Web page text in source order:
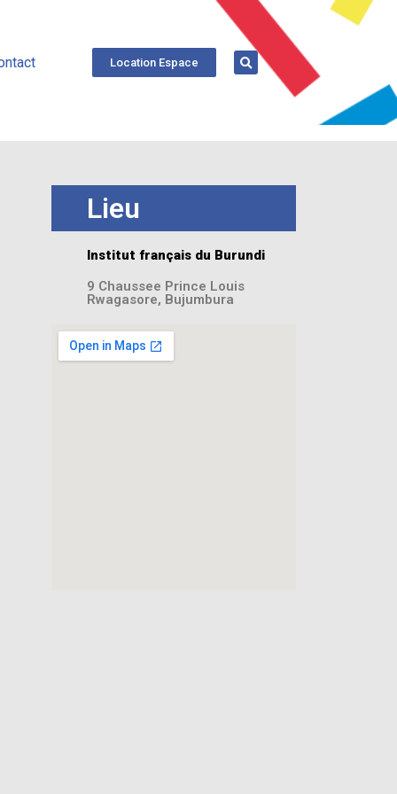
Location Espace
Lieu
Institut français du Burundi
9 Chaussee Prince Louis
Rwagasore, Bujumbura